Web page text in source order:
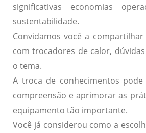
significativas economias
sustentabilidade.
Convidamos você a compartilhar
com trocadores de calor,
o tema.
A troca de conhecimentos pode
compreensão e aprimorar as
equipamento tão importante.
Você já considerou como a